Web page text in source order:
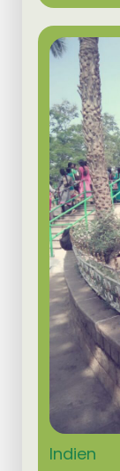
Indien